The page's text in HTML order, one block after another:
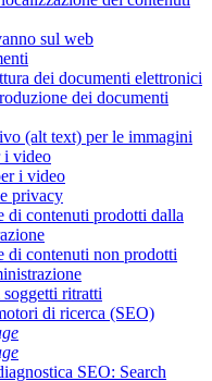
sul web
dei documenti elettronici
dei documenti
(alt text) per le immagini
i video
i video
privacy
di contenuti prodotti dalla
di contenuti non prodotti
ritratti
di ricerca (SEO)
SEO: Search